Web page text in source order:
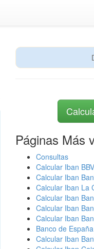
Páginas Más
Consultas
Calcular Iban
Calcular Iban
Calcular Iban La
Calcular Iban
Calcular Iban
Calcular Iban
Banco de España
Calcular Iban